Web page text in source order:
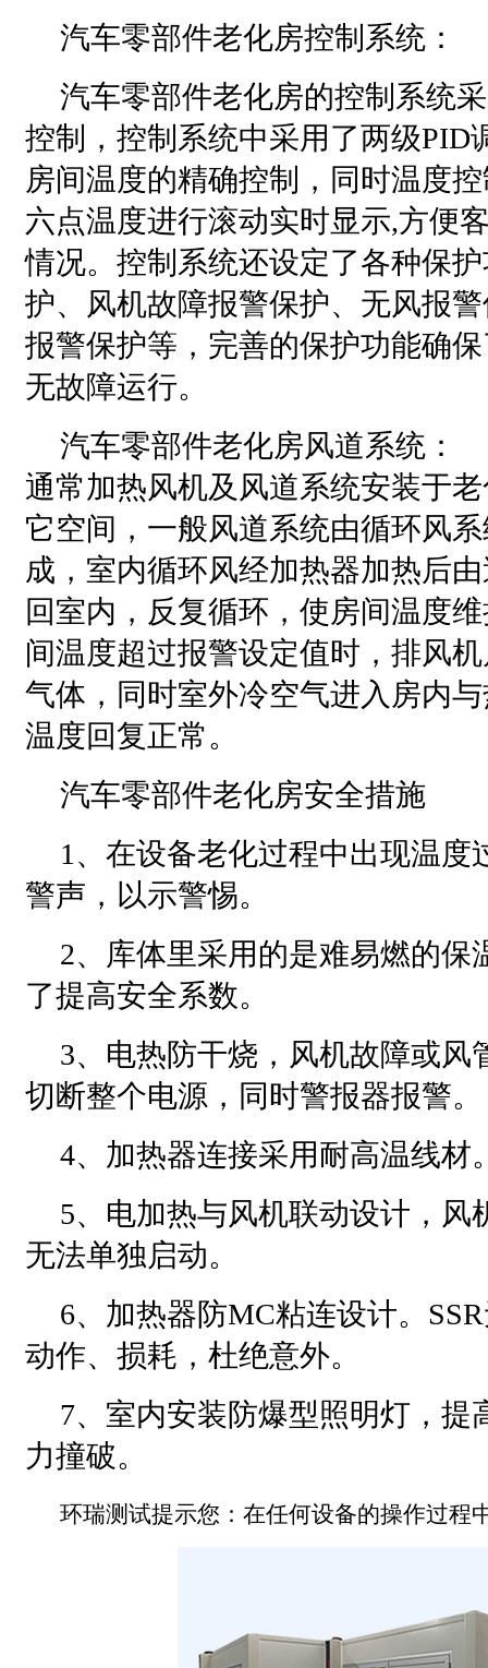
汽车零部件老化房控制系统：
汽车零部件老化房的控制系统
控制，控制系统中采用了两级PID
房间温度的精确控制，同时温度
六点温度进行滚动实时显示,方便
情况。控制系统还设定了各种保
护、风机故障报警保护、无风报
报警保护等，完善的保护功能确
无故障运行。
汽车零部件老化房风道系统：
通常加热风机及风道系统安装于
它空间，一般风道系统由循环风
成，室内循环风经加热器加热后
回室内，反复循环，使房间温度
间温度超过报警设定值时，排风
气体，同时室外冷空气进入房内
温度回复正常。
汽车零部件老化房安全措施
1、在设备老化过程中出现温度
警声，以示警惕。
2、库体里采用的是难易燃的保
了提高安全系数。
3、电热防干烧，风机故障或风
切断整个电源，同时警报器报警。
4、加热器连接采用耐高温线材
5、电加热与风机联动设计，风
无法单独启动。
6、加热器防MC粘连设计。
动作、损耗，杜绝意外。
7、室内安装防爆型照明灯，提
力撞破。
环瑞测试提示您：在任何设备的操作过程